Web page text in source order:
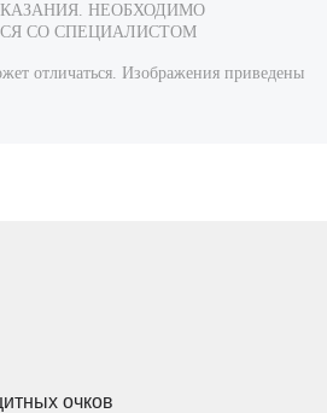
НЕОБХОДИМО
СО СПЕЦИАЛИСТОМ
отличаться. Изображения приведены
очков